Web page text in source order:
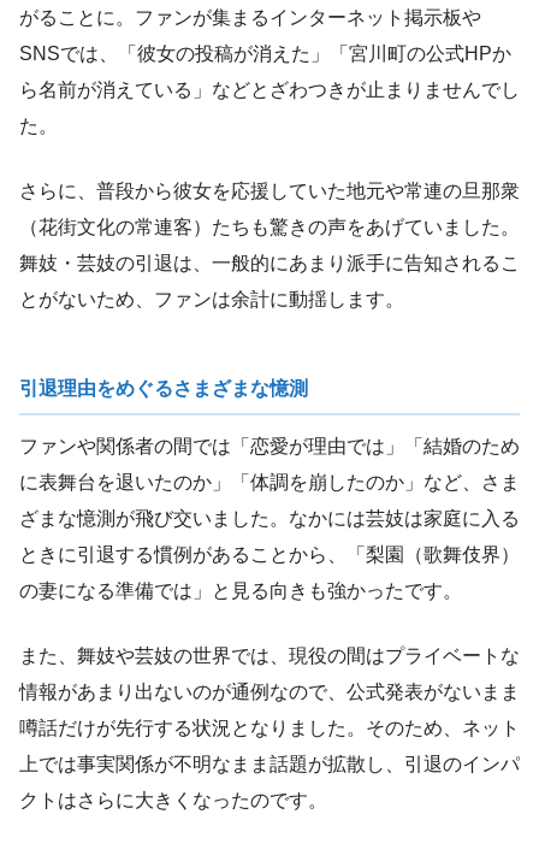
がることに。ファンが集まるインターネット掲示板や
SNSでは、「彼女の投稿が消えた」「宮川町の公式HPか
ら名前が消えている」などとざわつきが止まりませんでし
た。
さらに、普段から彼女を応援していた地元や常連の旦那衆
（花街文化の常連客）たちも驚きの声をあげていました。
舞妓・芸妓の引退は、一般的にあまり派手に告知されるこ
とがないため、ファンは余計に動揺します。
引退理由をめぐるさまざまな憶測
ファンや関係者の間では「恋愛が理由では」「結婚のため
に表舞台を退いたのか」「体調を崩したのか」など、さま
ざまな憶測が飛び交いました。なかには芸妓は家庭に入る
ときに引退する慣例があることから、「梨園（歌舞伎界）
の妻になる準備では」と見る向きも強かったです。
また、舞妓や芸妓の世界では、現役の間はプライベートな
情報があまり出ないのが通例なので、公式発表がないまま
噂話だけが先行する状況となりました。そのため、ネット
上では事実関係が不明なまま話題が拡散し、引退のインパ
クトはさらに大きくなったのです。